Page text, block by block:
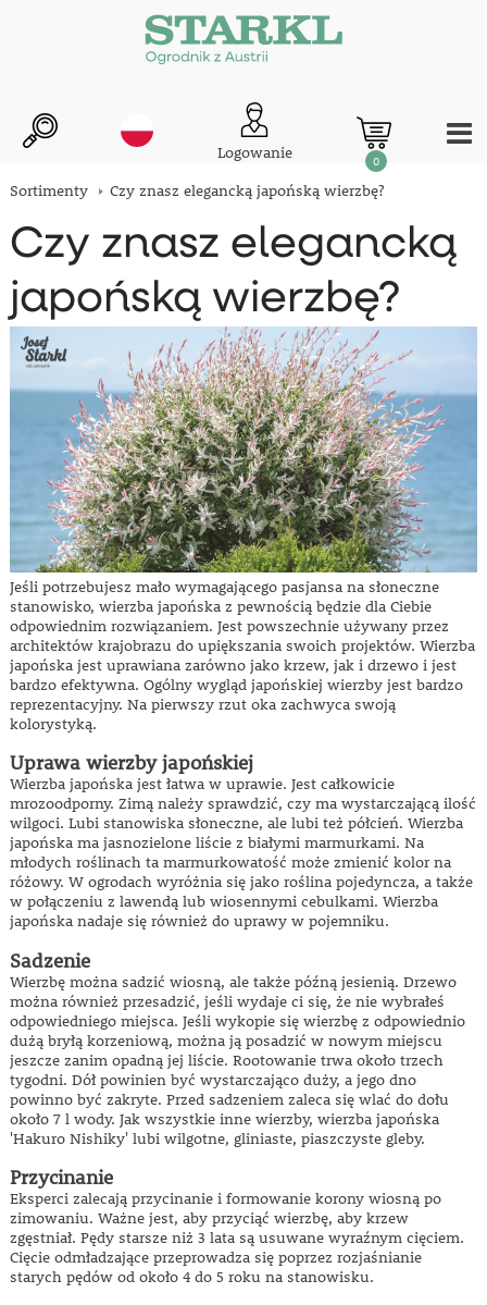
Logowanie 0
Sortimenty Czy znasz elegancką japońską wierzbę?
Czy znasz elegancką
japońską wierzbę?
Jeśli potrzebujesz mało wymagającego pasjansa na słoneczne
stanowisko, wierzba japońska z pewnością będzie dla Ciebie
odpowiednim rozwiązaniem. Jest powszechnie używany przez
architektów krajobrazu do upiększania swoich projektów. Wierzba
japońska jest uprawiana zarówno jako krzew, jak i drzewo i jest
bardzo efektywna. Ogólny wygląd japońskiej wierzby jest bardzo
reprezentacyjny. Na pierwszy rzut oka zachwyca swoją
kolorystyką.
Uprawa wierzby japońskiej
Wierzba japońska jest łatwa w uprawie. Jest całkowicie
mrozoodporny. Zimą należy sprawdzić, czy ma wystarczającą ilość
wilgoci. Lubi stanowiska słoneczne, ale lubi też półcień. Wierzba
japońska ma jasnozielone liście z białymi marmurkami. Na
młodych roślinach ta marmurkowatość może zmienić kolor na
różowy. W ogrodach wyróżnia się jako roślina pojedyncza, a także
w połączeniu z lawendą lub wiosennymi cebulkami. Wierzba
japońska nadaje się również do uprawy w pojemniku.
Sadzenie
Wierzbę można sadzić wiosną, ale także późną jesienią. Drzewo
można również przesadzić, jeśli wydaje ci się, że nie wybrałeś
odpowiedniego miejsca. Jeśli wykopie się wierzbę z odpowiednio
dużą bryłą korzeniową, można ją posadzić w nowym miejscu
jeszcze zanim opadną jej liście. Rootowanie trwa około trzech
tygodni. Dół powinien być wystarczająco duży, a jego dno
powinno być zakryte. Przed sadzeniem zaleca się wlać do dołu
około 7 l wody. Jak wszystkie inne wierzby, wierzba japońska
'Hakuro Nishiky' lubi wilgotne, gliniaste, piaszczyste gleby.
Przycinanie
Eksperci zalecają przycinanie i formowanie korony wiosną po
zimowaniu. Ważne jest, aby przyciąć wierzbę, aby krzew
zgęstniał. Pędy starsze niż 3 lata są usuwane wyraźnym cięciem.
Cięcie odmładzające przeprowadza się poprzez rozjaśnianie
starych pędów od około 4 do 5 roku na stanowisku.